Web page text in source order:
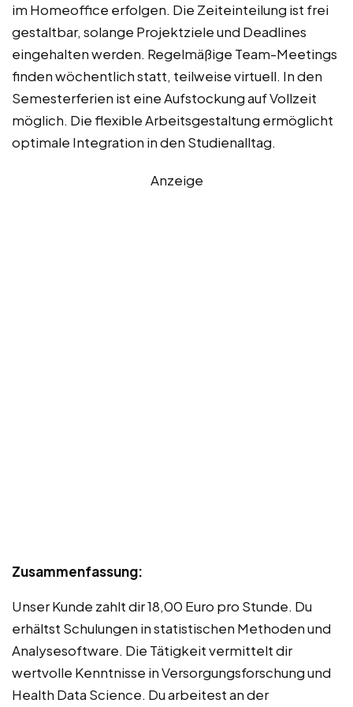
im Homeoffice erfolgen. Die Zeiteinteilung ist frei
gestaltbar, solange Projektziele und Deadlines
eingehalten werden. Regelmäßige Team-Meetings
finden wöchentlich statt, teilweise virtuell. In den
Semesterferien ist eine Aufstockung auf Vollzeit
möglich. Die flexible Arbeitsgestaltung ermöglicht
optimale Integration in den Studienalltag.
Anzeige
Zusammenfassung:
Unser Kunde zahlt dir 18,00 Euro pro Stunde. Du
erhältst Schulungen in statistischen Methoden und
Analysesoftware. Die Tätigkeit vermittelt dir
wertvolle Kenntnisse in Versorgungsforschung und
Health Data Science. Du arbeitest an der